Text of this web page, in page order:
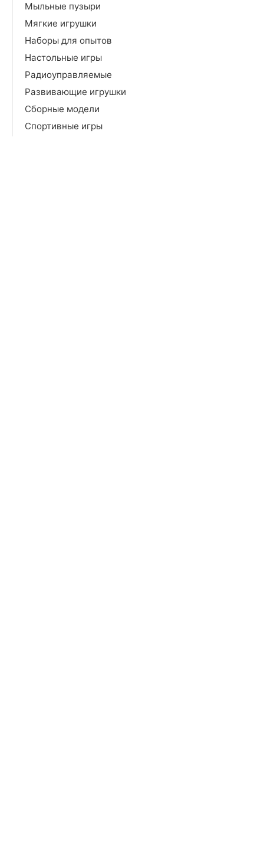
Мыльные пузыри
Мягкие игрушки
Наборы для опытов
Настольные игры
Радиоуправляемые
Развивающие игрушки
Сборные модели
Спортивные игры